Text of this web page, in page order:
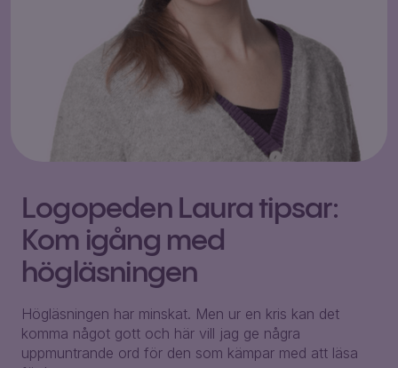
Logopeden Laura tipsar:
Kom igång med
högläsningen
Högläsningen har minskat. Men ur en kris kan det
komma något gott och här vill jag ge några
uppmuntrande ord för den som kämpar med att läsa